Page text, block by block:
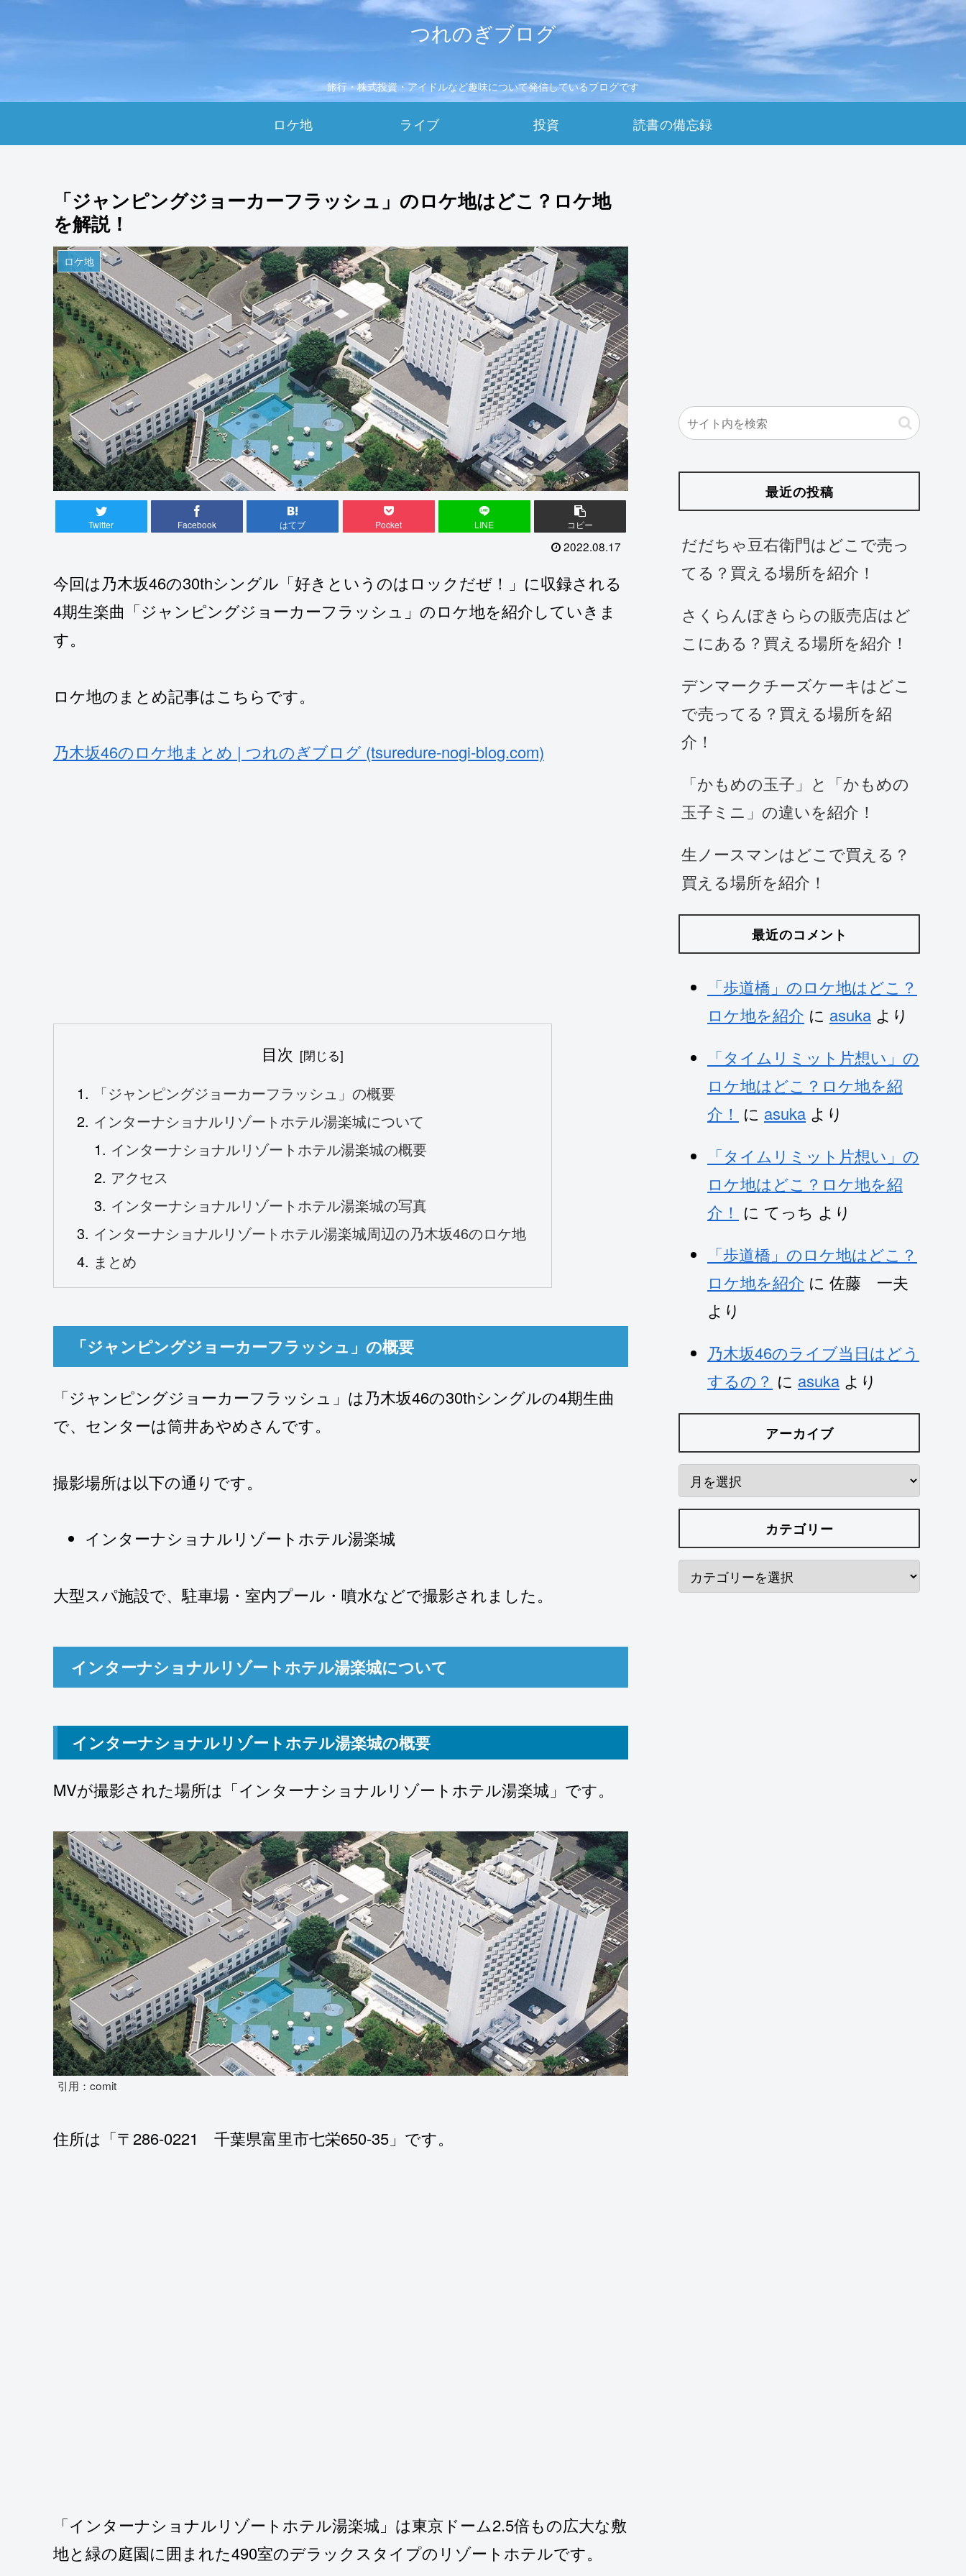
つれのぎブログ
旅行・株式投資・アイドルなど趣味について発信しているブログです
ロケ地 ライブ 投資 読書の備忘録
「ジャンピングジョーカーフラッシュ」のロケ地はどこ？ロケ地
を解説！
ロケ地
Twitter Facebook はてブ Pocket LINE コピー
2022.08.17
今回は乃木坂46の30thシングル「好きというのはロックだぜ！」に収録される
4期生楽曲「ジャンピングジョーカーフラッシュ」のロケ地を紹介していきま
す。
ロケ地のまとめ記事はこちらです。
乃木坂46のロケ地まとめ | つれのぎブログ (tsuredure-nogi-blog.com)
目次
「ジャンピングジョーカーフラッシュ」の概要
インターナショナルリゾートホテル湯楽城について
インターナショナルリゾートホテル湯楽城の概要
アクセス
インターナショナルリゾートホテル湯楽城の写真
インターナショナルリゾートホテル湯楽城周辺の乃木坂46のロケ地
まとめ
「ジャンピングジョーカーフラッシュ」の概要
「ジャンピングジョーカーフラッシュ」は乃木坂46の30thシングルの4期生曲
で、センターは筒井あやめさんです。
撮影場所は以下の通りです。
インターナショナルリゾートホテル湯楽城
大型スパ施設で、駐車場・室内プール・噴水などで撮影されました。
インターナショナルリゾートホテル湯楽城について
インターナショナルリゾートホテル湯楽城の概要
MVが撮影された場所は「インターナショナルリゾートホテル湯楽城」です。
引用：comit
住所は「〒286-0221 千葉県富里市七栄650-35」です。
「インターナショナルリゾートホテル湯楽城」は東京ドーム2.5倍もの広大な敷
地と緑の庭園に囲まれた490室のデラックスタイプのリゾートホテルです。
最近の投稿
だだちゃ豆右衛門はどこで売っ
てる？買える場所を紹介！
さくらんぼきららの販売店はど
こにある？買える場所を紹介！
デンマークチーズケーキはどこ
で売ってる？買える場所を紹
介！
「かもめの玉子」と「かもめの
玉子ミニ」の違いを紹介！
生ノースマンはどこで買える？
買える場所を紹介！
最近のコメント
「歩道橋」のロケ地はどこ？
ロケ地を紹介 に asuka より
「タイムリミット片想い」の
ロケ地はどこ？ロケ地を紹
介！ に asuka より
「タイムリミット片想い」の
ロケ地はどこ？ロケ地を紹
介！ に てっち より
「歩道橋」のロケ地はどこ？
ロケ地を紹介 に 佐藤 一夫
より
乃木坂46のライブ当日はどう
するの？ に asuka より
アーカイブ
カテゴリー